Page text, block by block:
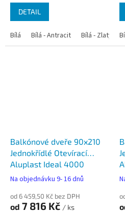
DETAIL
Bílá Bílá - Antracit Bílá - Zlatý dub
Balkónové dveře 90x210
Jednokřídlé Otevírací
Aluplast Ideal 4000
Na objednávku 9- 16 dnů
od 6 459,50 Kč bez DPH
od 7 816 Kč / ks